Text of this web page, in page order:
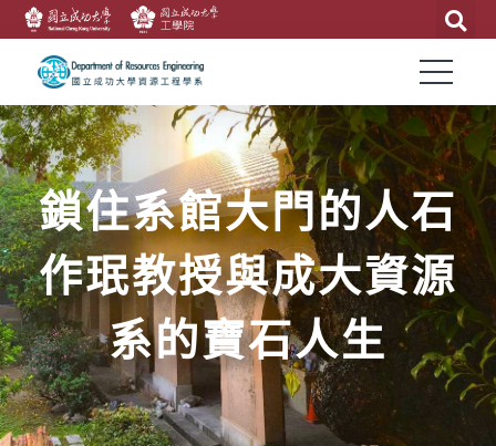
鎖住系館大門的人石
作珉教授與成大資源
系的寶石人生